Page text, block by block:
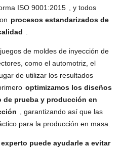
ISO 9001:2015
, y todos
procesos estandarizados de
de moldes de inyección de
como el automotriz, el
de utilizar los resultados
optimizamos los diseños
de prueba y producción en
, garantizando así que las
para la producción en masa.
puede ayudarle a evitar